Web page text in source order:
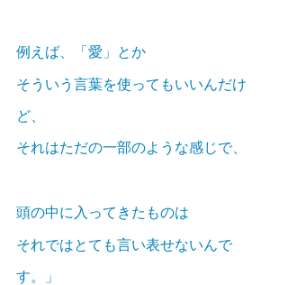
例えば、「愛」とか
そういう言葉を使ってもいいんだけ
ど、
それはただの一部のような感じで、
頭の中に入ってきたものは
それではとても言い表せないんで
す。」